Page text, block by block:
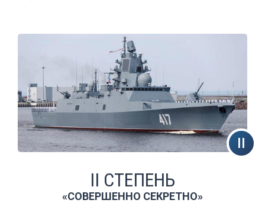
II СТЕПЕНЬ
«СОВЕРШЕННО СЕКРЕТНО»